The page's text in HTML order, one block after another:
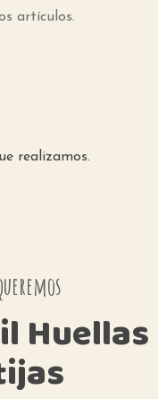
artículos.
realizamos.
Huellas